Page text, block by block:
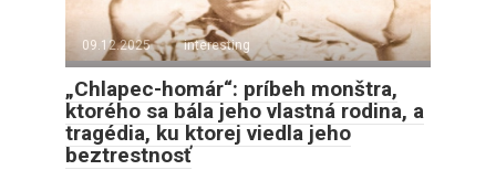
09.12.2025 interesting
„Chlapec-homár“: príbeh monštra,
ktorého sa bála jeho vlastná rodina, a
tragédia, ku ktorej viedla jeho
beztrestnosť